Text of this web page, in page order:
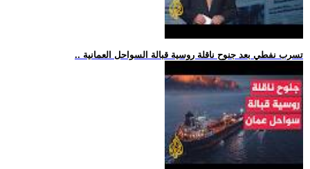
.. تسرب نفطي بعد جنوح ناقلة روسية قبالة السواحل العمانية